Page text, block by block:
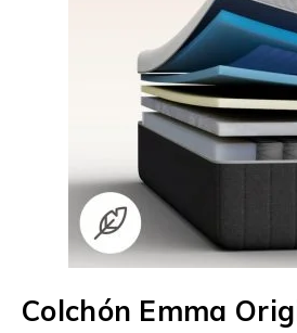
Colchón Emma